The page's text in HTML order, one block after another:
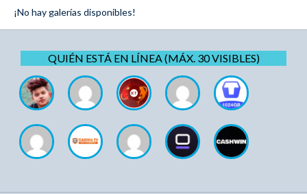
¡No hay galerías disponibles!
QUIÉN ESTÁ EN LÍNEA (MÁX. 30 VISIBLES)